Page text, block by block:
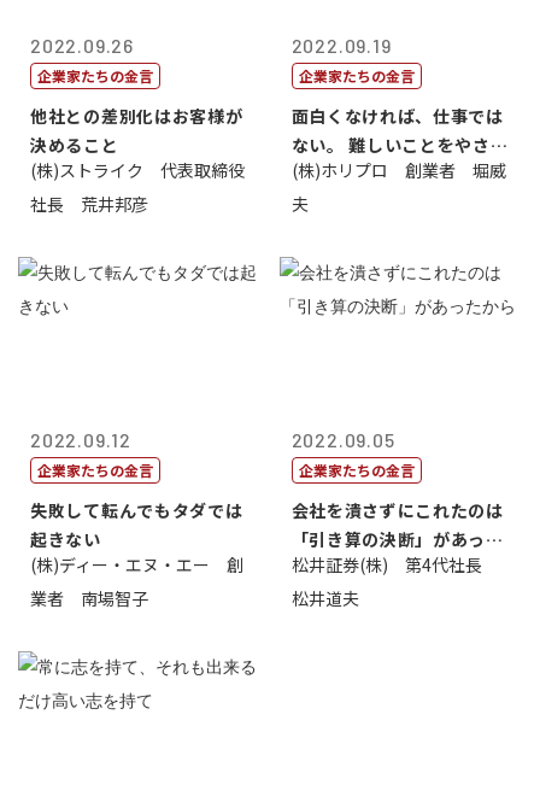
2022.09.26
企業家たちの金言
他社との差別化はお客様が
決めること
(株)ストライク 代表取締役
社長 荒井邦彦
2022.09.19
企業家たちの金言
面白くなければ、仕事では
ない。 難しいことをやさし
く。やさし...
(株)ホリプロ 創業者 堀威
夫
2022.09.12
企業家たちの金言
失敗して転んでもタダでは
起きない
(株)ディー・エヌ・エー 創
業者 南場智子
2022.09.05
企業家たちの金言
会社を潰さずにこれたのは
「引き算の決断」があった
から
松井証券(株) 第4代社長
松井道夫